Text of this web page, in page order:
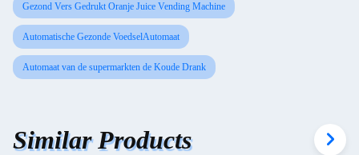
Gezond Vers Gedrukt Oranje Juice Vending Machine
Automatische Gezonde VoedselAutomaat
Automaat van de supermarkten de Koude Drank
Similar Products